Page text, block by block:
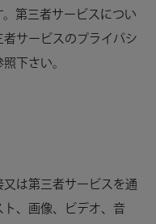
第三者サービスについ
サービスのプライバシ
下さい。
は第三者サービスを通
、画像、ビデオ、音